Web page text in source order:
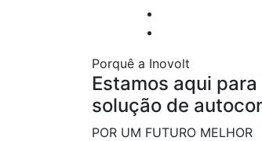
Porquê a Inovolt
Estamos aqui
solução de
POR UM FUTURO MELHOR